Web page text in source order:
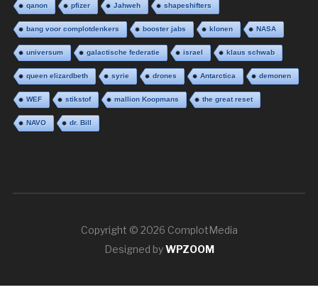
qanon pfizer Jahweh shapeshifters
bang voor complotdenkers booster jabs klonen NASA
universum galactische federatie israel klaus schwab
queen elizardbeth syrie drones Antarctica demonen
WEF stikstof mallion Koopmans the great reset
NAVO dr. Bill
Copyright © 2026 ComplotMedia
Designed byWPZOOM